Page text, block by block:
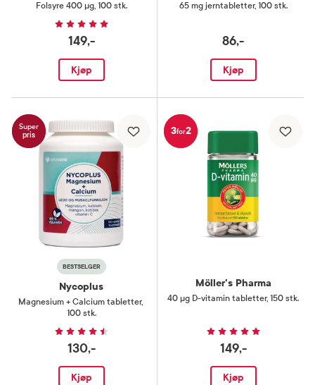
Folsyre 400 µg, 100 stk.
149,-
Kjøp
65 mg jerntabletter, 100 stk.
86,-
Kjøp
Super
pris
BESTSELGER
Nycoplus
Magnesium + Calcium tabletter,
100 stk.
130,-
Kjøp
3for2
Möller's Pharma
40 µg D-vitamin tabletter, 150 stk.
149,-
Kjøp